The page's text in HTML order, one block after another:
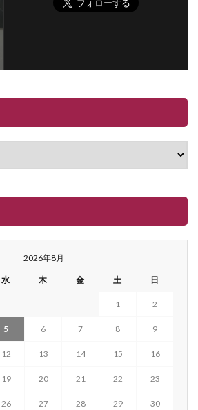
2026年8月
水 木 金 土 日
1 2
5 6 7 8 9
12 13 14 15 16
19 20 21 22 23
26 27 28 29 30